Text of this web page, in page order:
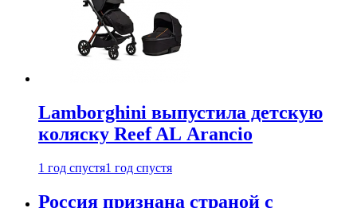
Lamborghini выпустила детскую
коляску Reef AL Arancio
1 год спустя1 год спустя
Россия признана страной с